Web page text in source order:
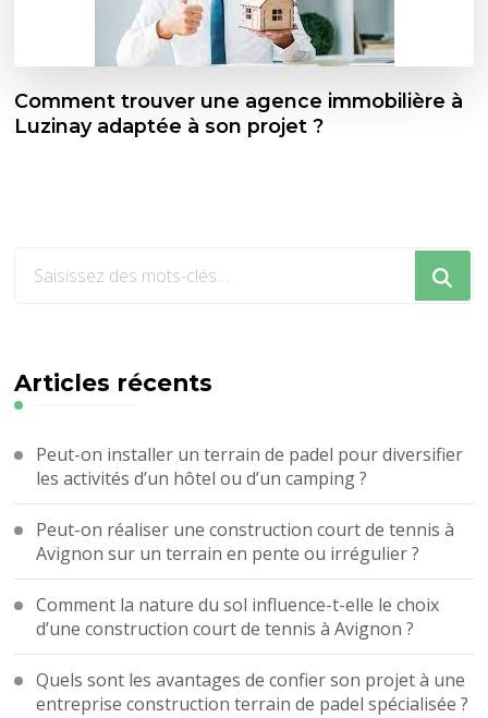
Comment trouver une agence immobilière à
Luzinay adaptée à son projet ?
?
Articles récents
Peut-on installer un terrain de padel pour diversifier
les activités d’un hôtel ou d’un camping ?
Peut-on réaliser une construction court de tennis à
Avignon sur un terrain en pente ou irrégulier ?
Comment la nature du sol influence-t-elle le choix
d’une construction court de tennis à Avignon ?
Quels sont les avantages de confier son projet à une
entreprise construction terrain de padel spécialisée ?